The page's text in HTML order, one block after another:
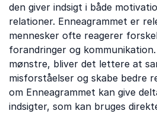
den giver indsigt i både
relationer. Enneagrammet er
mennesker ofte reagerer
forandringer og
mønstre, bliver det lettere at
misforståelser og skabe bedre
om Enneagrammet kan give
indsigter, som kan bruges